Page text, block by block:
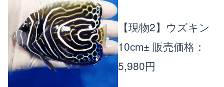
【現物2】ウズキン
10cm± 販売価格：
5,980円